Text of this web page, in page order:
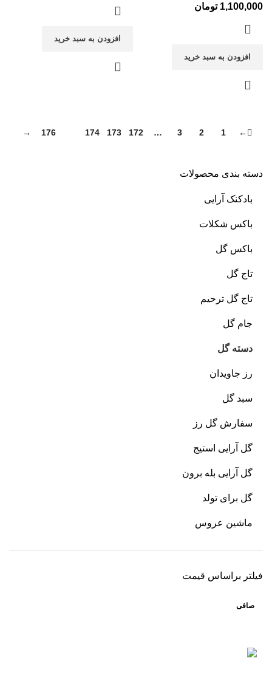
دسته بندی محصولات
بادکنک آرایی
باکس شکلات
باکس گل
تاج گل
تاج گل ترحیم
جام گل
دسته گل
رز جاویدان
سبد گل
سفارش گل رز
گل آرایی استیج
گل آرایی بله برون
گل برای تولد
ماشین عروس
فیلتر براساس قیمت
صافی
1,100,000 تومان
افزودن به سبد خرید
افزودن به سبد خرید
←
1
2
3
…
172
173
174
176
→